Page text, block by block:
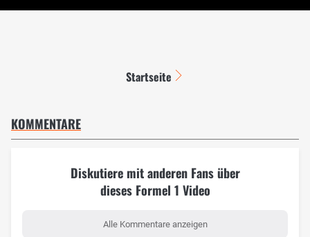
Startseite
KOMMENTARE
Diskutiere mit anderen Fans über
dieses Formel 1 Video
Alle Kommentare anzeigen